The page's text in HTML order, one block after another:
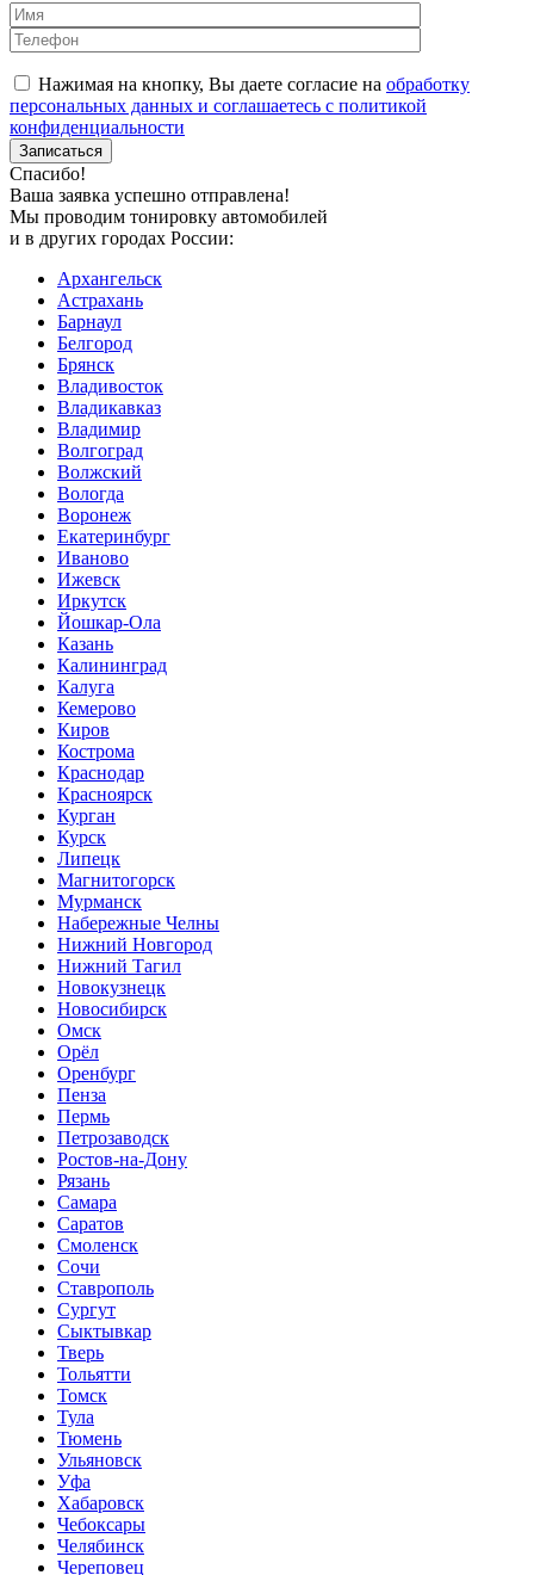
Нажимая на кнопку, Вы даете согласие на обработку
персональных данных и соглашаетесь с политикой
конфиденциальности
Спасибо!
Ваша заявка успешно отправлена!
Мы проводим тонировку автомобилей
и в других городах России:
Архангельск
Астрахань
Барнаул
Белгород
Брянск
Владивосток
Владикавказ
Владимир
Волгоград
Волжский
Вологда
Воронеж
Екатеринбург
Иваново
Ижевск
Иркутск
Йошкар-Ола
Казань
Калининград
Калуга
Кемерово
Киров
Кострома
Краснодар
Красноярск
Курган
Курск
Липецк
Магнитогорск
Мурманск
Набережные Челны
Нижний Новгород
Нижний Тагил
Новокузнецк
Новосибирск
Омск
Орёл
Оренбург
Пенза
Пермь
Петрозаводск
Ростов-на-Дону
Рязань
Самара
Саратов
Смоленск
Сочи
Ставрополь
Сургут
Сыктывкар
Тверь
Тольятти
Томск
Тула
Тюмень
Ульяновск
Уфа
Хабаровск
Чебоксары
Челябинск
Череповец